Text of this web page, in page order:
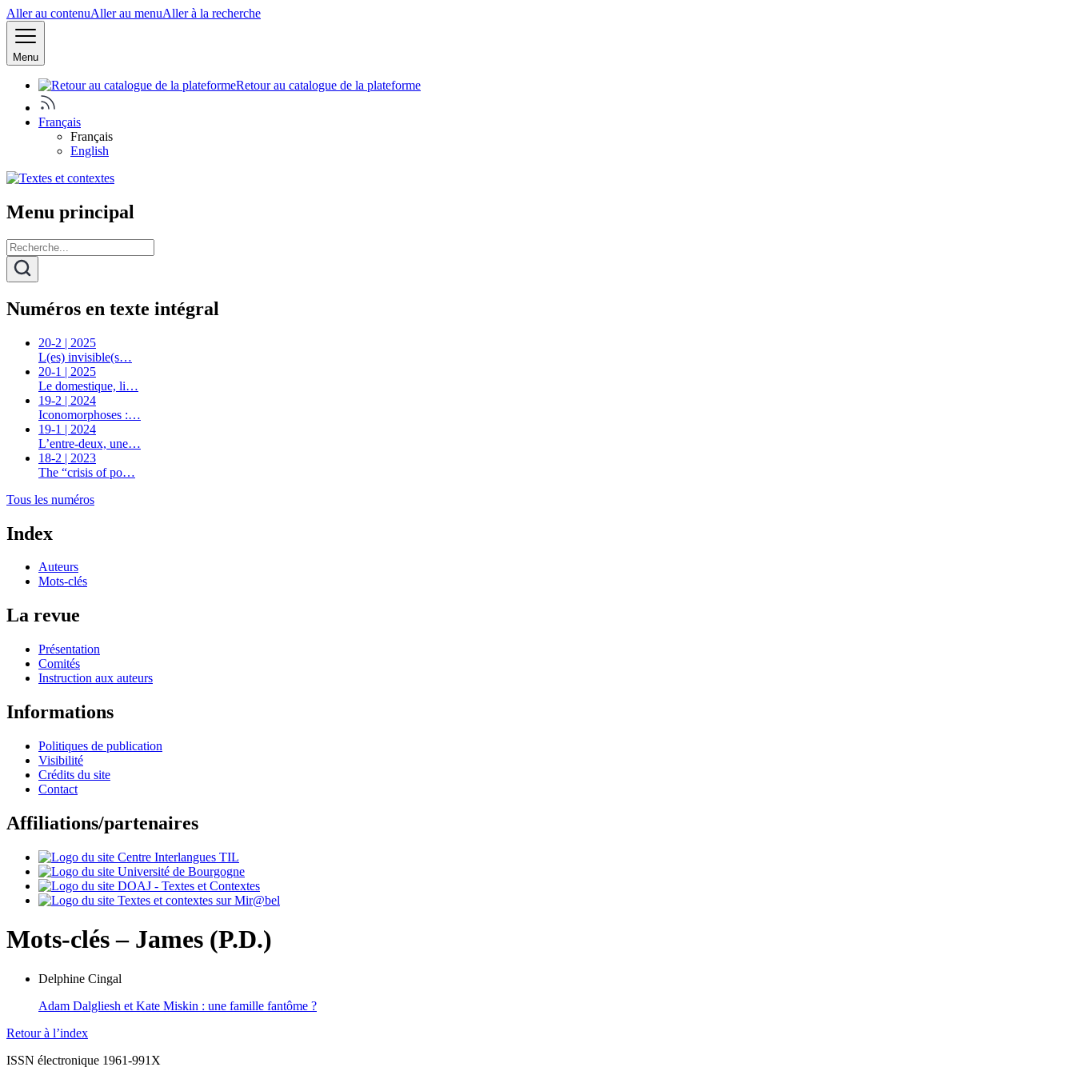
Aller au contenuAller au menuAller à la recherche
Menu
Retour au catalogue de la plateforme
Français
Français
English
Menu principal
Numéros en texte intégral
20-2 | 2025
L(es) invisible(s…
20-1 | 2025
Le domestique, li…
19-2 | 2024
Iconomorphoses :…
19-1 | 2024
L’entre-deux, une…
18-2 | 2023
The “crisis of po…
Tous les numéros
Index
Auteurs
Mots-clés
La revue
Présentation
Comités
Instruction aux auteurs
Informations
Politiques de publication
Visibilité
Crédits du site
Contact
Affiliations/partenaires
Mots-clés – James (P.D.)
Delphine Cingal
Adam Dalgliesh et Kate Miskin : une famille fantôme ?
Retour à l’index
ISSN électronique 1961-991X